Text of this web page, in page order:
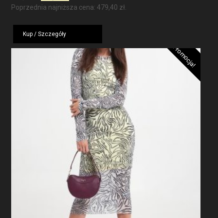
cena
799,00 zł.
cena
479,40 zł.
Poprzednia najniższa cena: 479,40 zł
Kup / Szczegóły
Promocja!